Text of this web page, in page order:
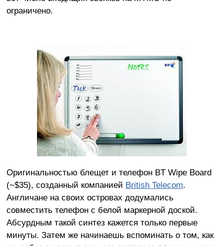
ограничено.
Оригинальностью блещет и телефон BT Wipe Board
(~$35), созданный компанией British Telecom.
Англичане на своих островах додумались
совместить телефон с белой маркерной доской.
Абсурдным такой синтез кажется только первые
минуты. Затем же начинаешь вспоминать о том, как